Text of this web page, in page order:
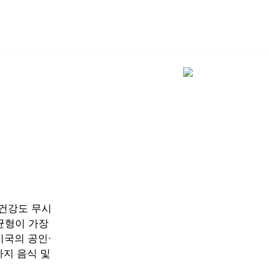
강도 무시
형이 가장
의 공인·
지 음식 및